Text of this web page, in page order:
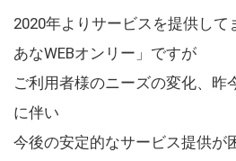
2020年よりサービスを提供し
あなWEBオンリー」ですが
ご利用者様のニーズの変化、昨
に伴い
今後の安定的なサービス提供が